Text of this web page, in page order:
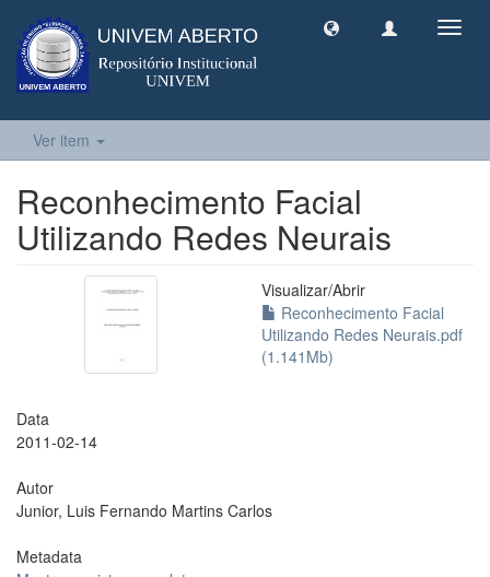
Ver item
Reconhecimento Facial
Utilizando Redes Neurais
Visualizar/Abrir
Reconhecimento Facial
Utilizando Redes Neurais.pdf
(1.141Mb)
Data
2011-02-14
Autor
Junior, Luis Fernando Martins Carlos
Metadata